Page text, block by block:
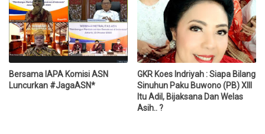
Bersama IAPA Komisi ASN
Luncurkan #JagaASN*
GKR Koes Indriyah : Siapa Bilang
Sinuhun Paku Buwono (PB) XIII
Itu Adil, Bijaksana Dan Welas
Asih.. ?